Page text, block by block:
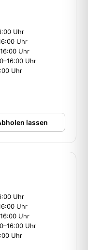
Uhr
Uhr
Uhr
Uhr
Uhr
lassen
Uhr
Uhr
Uhr
Uhr
Uhr